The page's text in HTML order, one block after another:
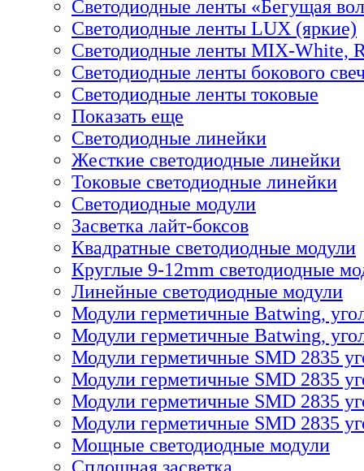
Светодиодные ленты «Бегущая
Светодиодные ленты LUX (яркие)
Светодиодные ленты MIX-White,
Светодиодные ленты бокового
Светодиодные ленты токовые
Показать еще
Светодиодные линейки
Жесткие светодиодные линейки
Токовые светодиодные линейки
Светодиодные модули
Засветка лайт-боксов
Квадратные светодиодные модули
Круглые 9-12mm светодиодные
Линейные светодиодные модули
Модули герметичные Batwing,
Модули герметичные Batwing,
Модули герметичные SMD 2835
Модули герметичные SMD 2835
Модули герметичные SMD 2835
Модули герметичные SMD 2835
Мощные светодиодные модули